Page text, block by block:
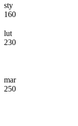
sty
160
lut
230
mar
250